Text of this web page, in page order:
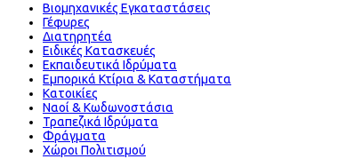
Βιομηχανικές Εγκαταστάσεις
Γέφυρες
Διατηρητέα
Ειδικές Κατασκευές
Εκπαιδευτικά Ιδρύματα
Εμπορικά Κτίρια & Καταστήματα
Κατοικίες
Ναοί & Κωδωνοστάσια
Τραπεζικά Ιδρύματα
Φράγματα
Χώροι Πολιτισμού